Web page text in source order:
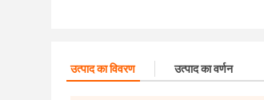
उत्पाद का विवरण उत्पाद का वर्णन